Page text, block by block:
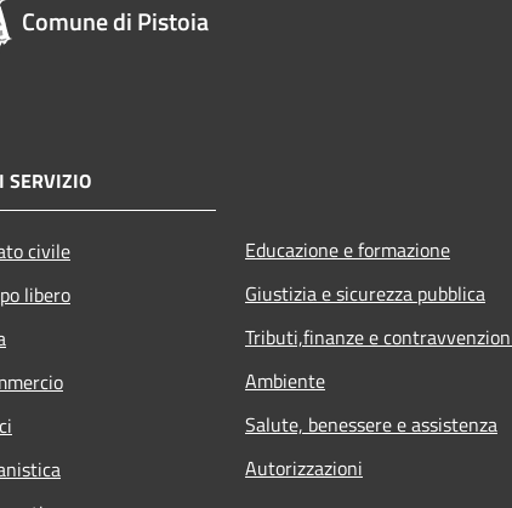
Comune di Pistoia
SERVIZIO
civile
libero
Educazione e formazione
Giustizia e sicurezza pubblica
Tributi,finanze e
Ambiente
Salute, benessere e assistenza
Autorizzazioni